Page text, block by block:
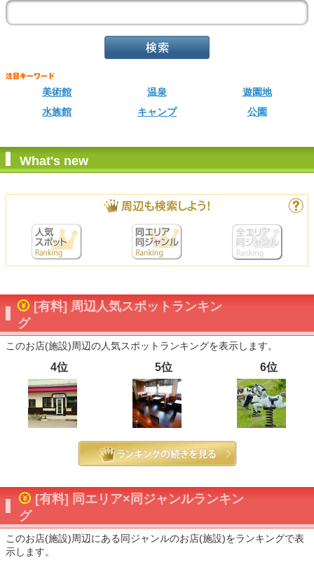
美術館 温泉
遊園地
水族館
キャンプ 公園
What's new
[有料] 周辺人気スポットランキン
グ
このお店(施設)周辺の人気スポットランキングを表示します。
4位 5位 6位
[有料] 同エリア×同ジャンルランキン
グ
このお店(施設)周辺にある同ジャンルのお店(施設)をランキングで表
示します。